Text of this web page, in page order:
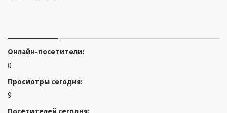
Онлайн-посетители:
0
Просмотры сегодня:
9